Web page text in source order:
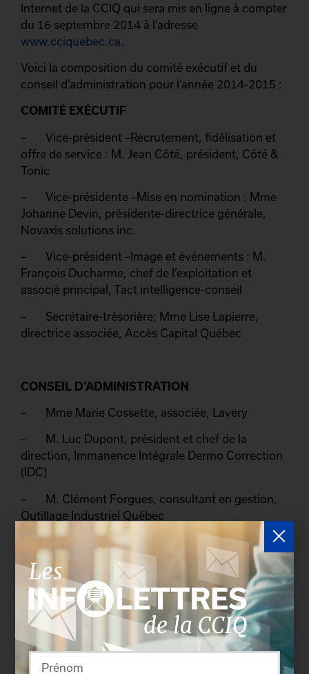
Internet de la CCIQ qui sera mis en ligne à compter
du 16 septembre 2014 à l’adresse
www.cciquebec.ca
Voici la composition du comité exécutif et du
conseil d’administration pour l’année 2014-2015 :
COMITÉ EXÉCUTIF
– Vice-président –Recrutement, fidélisation et
offre de service : M. Jean Côté, président, Côté &
Tonic
– Vice-présidente –Mise en nomination : Mme
Johanne Devin, présidente-directrice générale,
Novaxis solutions inc.
– Vice-président –Image et événements : M.
François Ducharme, chef de l’exploitation et
associé principal, Tact intelligence-conseil
– Secrétaire-trésorière: Mme Lise Lapierre,
directrice associée, Accès Capital Québec
CONSEIL D’ADMINISTRATION
– Mme Marie Cossette, associée, Lavery
– M. Luc Dupont, président et chef de la
direction, Immanence Intégrale Dermo Correction
(IDC)
– M. Clément Forgues, consultant en gestion,
Outillage Industriel Québec
– M. Louis-Charles Godin, président, Jeune
chambre de commerce de Québec
– M. Denis Laflamme, Directeur, Affaires
publiques, Citoyen Optimum
– Mme Marie-Josée Laflamme, directrice,
ventes et marketing, Hôtel Delta Québec
– M. André Nadeau, directeur général, Hôtel